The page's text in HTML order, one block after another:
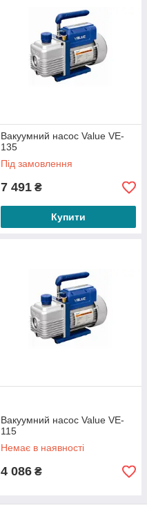
Вакуумний насос Value VE-
135
Під замовлення
7 491 ₴
Купити
Вакуумний насос Value VE-
115
Немає в наявності
4 086 ₴